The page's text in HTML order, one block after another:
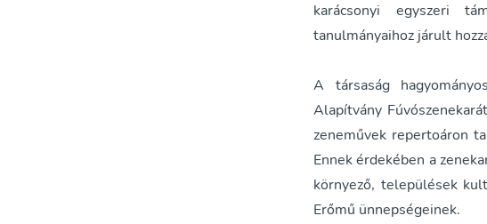
karácsonyi egyszeri
tanulmányaihoz járult
A társaság
Alapítvány
zeneművek repertoáron
Ennek érdekében a
környező, települések
Erőmű ünnepségeinek.